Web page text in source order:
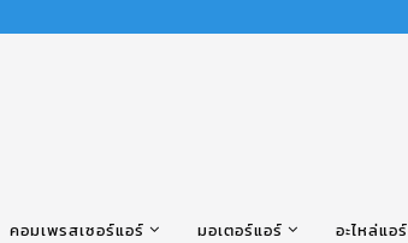
คอมเพรสเซอร์แอร์ มอเตอร์แอร์ อะไหล่แอร์